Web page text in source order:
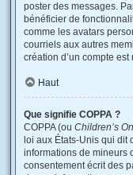
poster des messages.
bénéficier de
comme les avatars
courriels aux autres
création d’un compte
Haut
Que signifie COPPA ?
COPPA (ou Children’s
loi aux États-Unis qui
informations de mineurs
consentement écrit des